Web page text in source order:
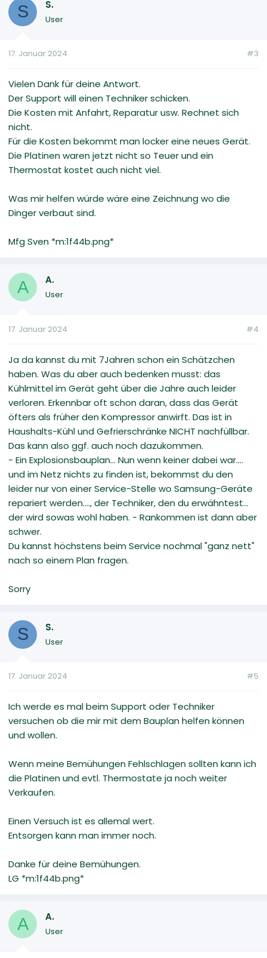
S S.
User
17. Januar 2024 #3
Vielen Dank für deine Antwort.
Der Support will einen Techniker schicken.
Die Kosten mit Anfahrt, Reparatur usw. Rechnet sich
nicht.
Für die Kosten bekommt man locker eine neues Gerät.
Die Platinen waren jetzt nicht so Teuer und ein
Thermostat kostet auch nicht viel.
Was mir helfen würde wäre eine Zeichnung wo die
Dinger verbaut sind.
Mfg Sven *m:1f44b.png*
A A.
User
17. Januar 2024 #4
Ja da kannst du mit 7Jahren schon ein Schätzchen
haben. Was du aber auch bedenken musst: das
Kühlmittel im Gerät geht über die Jahre auch leider
verloren. Erkennbar oft schon daran, dass das Gerät
öfters als früher den Kompressor anwirft. Das ist in
Haushalts-Kühl und Gefrierschränke NICHT nachfüllbar.
Das kann also ggf. auch noch dazukommen.
- Ein Explosionsbauplan... Nun wenn keiner dabei war....
und im Netz nichts zu finden ist, bekommst du den
leider nur von einer Service-Stelle wo Samsung-Geräte
repariert werden...., der Techniker, den du erwähntest...
der wird sowas wohl haben. - Rankommen ist dann aber
schwer.
Du kannst höchstens beim Service nochmal "ganz nett"
nach so einem Plan fragen.
Sorry
S S.
User
17. Januar 2024 #5
Ich werde es mal beim Support oder Techniker
versuchen ob die mir mit dem Bauplan helfen können
und wollen.
Wenn meine Bemühungen Fehlschlagen sollten kann ich
die Platinen und evtl. Thermostate ja noch weiter
Verkaufen.
Einen Versuch ist es allemal wert.
Entsorgen kann man immer noch.
Danke für deine Bemühungen.
LG *m:1f44b.png*
A A.
User